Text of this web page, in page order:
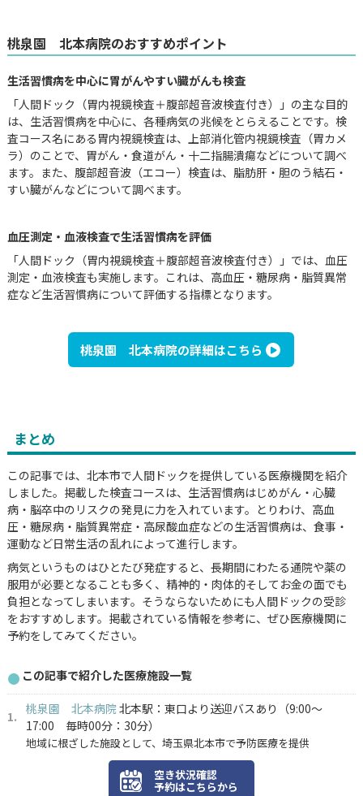
桃泉園 北本病院のおすすめポイント
生活習慣病を中心に胃がんやすい臓がんも検査
「人間ドック（胃内視鏡検査＋腹部超音波検査付き）」の主な目的
は、生活習慣病を中心に、各種病気の兆候をとらえることです。検
査コース名にある胃内視鏡検査は、上部消化管内視鏡検査（胃カメ
ラ）のことで、胃がん・食道がん・十二指腸潰瘍などについて調べ
ます。また、腹部超音波（エコー）検査は、脂肪肝・胆のう結石・
すい臓がんなどについて調べます。
血圧測定・血液検査で生活習慣病を評価
「人間ドック（胃内視鏡検査＋腹部超音波検査付き）」では、血圧
測定・血液検査も実施します。これは、高血圧・糖尿病・脂質異常
症など生活習慣病について評価する指標となります。
桃泉園 北本病院の詳細はこちら
まとめ
この記事では、北本市で人間ドックを提供している医療機関を紹介
しました。掲載した検査コースは、生活習慣病はじめがん・心臓
病・脳卒中のリスクの発見に力を入れています。とりわけ、高血
圧・糖尿病・脂質異常症・高尿酸血症などの生活習慣病は、食事・
運動など日常生活の乱れによって進行します。
病気というものはひとたび発症すると、長期間にわたる通院や薬の
服用が必要となることも多く、精神的・肉体的そしてお金の面でも
負担となってしまいます。そうならないためにも人間ドックの受診
をおすすめします。掲載されている情報を参考に、ぜひ医療機関に
予約をしてみてください。
この記事で紹介した医療施設一覧
桃泉園 北本病院北本駅：東口より送迎バスあり（9:00～
17:00 毎時00分：30分）
地域に根ざした施設として、埼玉県北本市で予防医療を提供
空き状況確認
予約はこちらから